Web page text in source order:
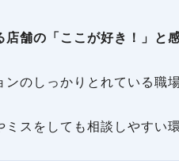
店舗の「ここが好き！」と
ンのしっかりとれている職
スをしても相談しやすい環